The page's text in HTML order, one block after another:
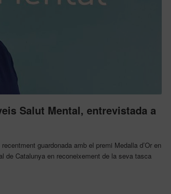
Salut Mental, entrevistada a
guardonada amb el premi Medalla d’Or en
de Catalunya en reconeixement de la seva tasca